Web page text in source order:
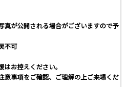
が公開される場合がございますので予
不可
お控えください。
意事項をご確認、ご理解の上ご来場くだ